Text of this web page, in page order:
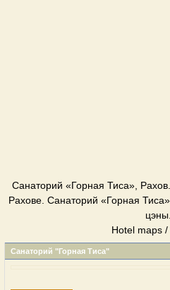
Cанаторий «Горная Тиса»,
Рахове. Cанаторий «Горная
цэны.
Hotel maps /
Cанаторий "Горная Тиса"